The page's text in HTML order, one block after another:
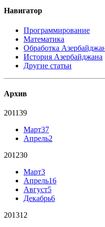
Навигатор
Программирование
Математика
Обработка
История Азербайджана
Другие статьи
Архив
201139
Март37
Апрель2
201230
Март3
Апрель16
Август5
Декабрь6
201312